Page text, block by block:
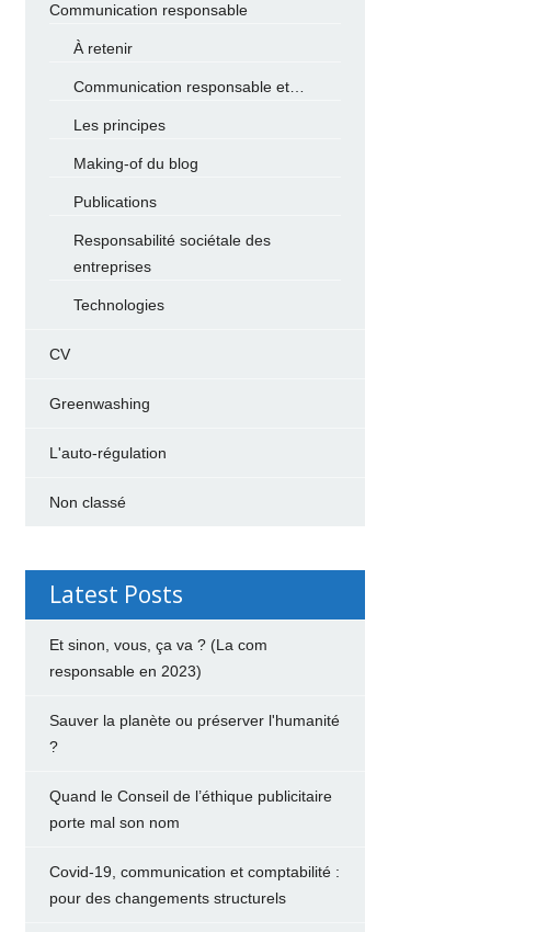
Communication responsable
À retenir
Communication responsable et…
Les principes
Making-of du blog
Publications
Responsabilité sociétale des
entreprises
Technologies
CV
Greenwashing
L'auto-régulation
Non classé
Latest Posts
Et sinon, vous, ça va ? (La com
responsable en 2023)
Sauver la planète ou préserver l'humanité
?
Quand le Conseil de l’éthique publicitaire
porte mal son nom
Covid-19, communication et comptabilité :
pour des changements structurels